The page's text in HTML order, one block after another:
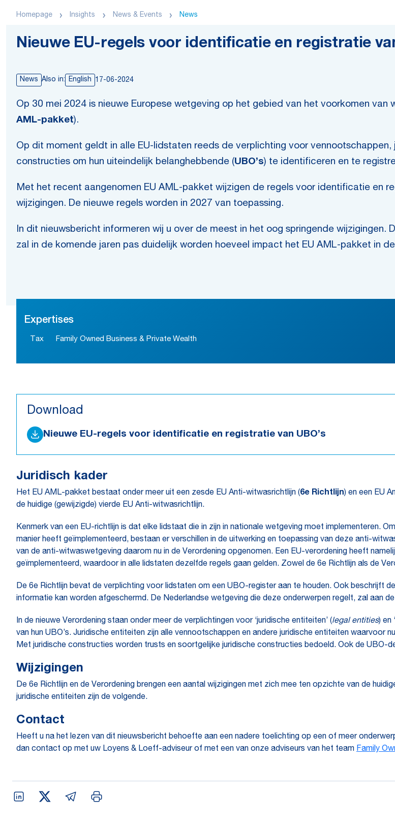
Homepage Insights News & Events News
Nieuwe EU-regels voor identificatie en registratie
News Also in: English 17-06-2024
Op 30 mei 2024 is nieuwe Europese wetgeving op het gebied van het voorkomen van
AML-pakket).
Op dit moment geldt in alle EU-lidstaten reeds de verplichting voor
constructies om hun uiteindelijk belanghebbende (UBO’s) te identificeren en te
Met het recent aangenomen EU AML-pakket wijzigen de regels voor identificatie en
wijzigingen. De nieuwe regels worden in 2027 van toepassing.
In dit nieuwsbericht informeren wij u over de meest in het oog springende wijzigingen.
zal in de komende jaren pas duidelijk worden hoeveel impact het EU AML-pakket in
Expertises
Tax Family Owned Business & Private Wealth
Download
Nieuwe EU-regels voor identificatie en registratie van UBO’s
Juridisch kader
Het EU AML-pakket bestaat onder meer uit een zesde EU Anti-witwasrichtlijn (6e Richtlijn) en een EU
de huidige (gewijzigde) vierde EU Anti-witwasrichtlijn.
Kenmerk van een EU-richtlijn is dat elke lidstaat die in zijn in nationale wetgeving moet implementeren.
manier heeft geïmplementeerd, bestaan er verschillen in de uitwerking en toepassing van deze anti-
van de anti-witwaswetgeving daarom nu in de Verordening opgenomen. Een EU-verordening heeft
geïmplementeerd, waardoor in alle lidstaten dezelfde regels gaan gelden. Zowel de 6e Richtlijn als de
De 6e Richtlijn bevat de verplichting voor lidstaten om een UBO-register aan te houden. Ook beschrijft
informatie kan worden afgeschermd. De Nederlandse wetgeving die deze onderwerpen regelt, zal aan
In de nieuwe Verordening staan onder meer de verplichtingen voor ‘juridische entiteiten’ (legal entities) en
van hun UBO’s. Juridische entiteiten zijn alle vennootschappen en andere juridische entiteiten waarvoor
Met juridische constructies worden trusts en soortgelijke juridische constructies bedoeld. Ook de UBO-
Wijzigingen
De 6e Richtlijn en de Verordening brengen een aantal wijzigingen met zich mee ten opzichte van de
juridische entiteiten zijn de volgende.
Contact
Heeft u na het lezen van dit nieuwsbericht behoefte aan een nadere toelichting op een of meer
dan contact op met uw Loyens & Loeff-adviseur of met een van onze adviseurs van het team Family